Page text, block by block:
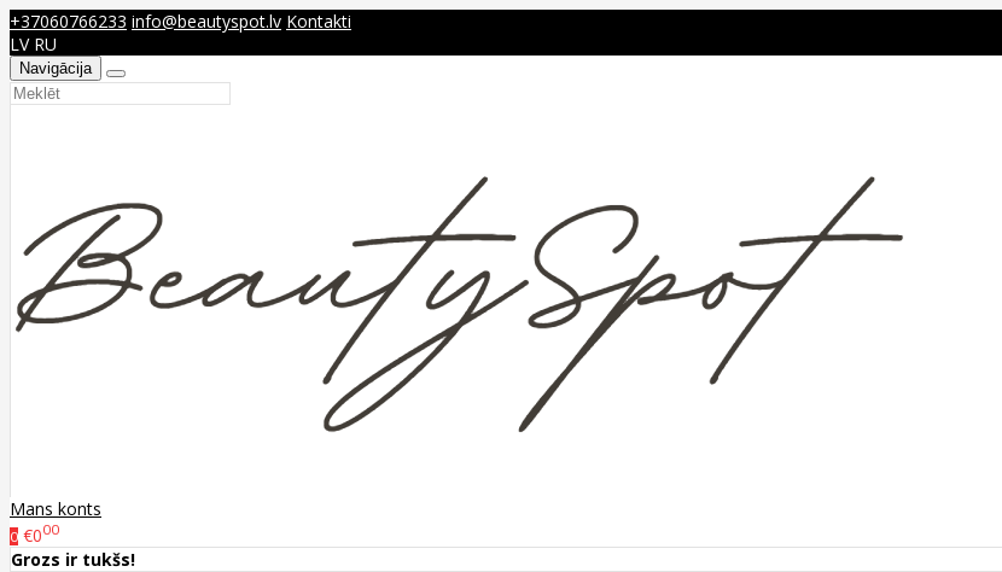
+37060766233 info@beautyspot.lv Kontakti
LV RU
Navigācija
Mans konts
0 €000
Grozs ir tukšs!